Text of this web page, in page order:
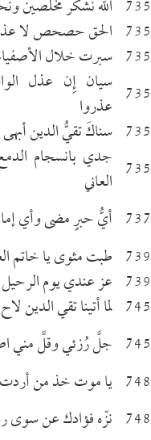
735 اللهَ نشكر مخلصين
735 الحق حصحص لا عذر
735 سبرت خلال
735 سيان إِن عذل
عذروا
735 سناكَ تقيُّ الدين
735 جدي بانسجام
العاني
737 أيُّ حبرٍ مضى وأي
739 طبت مثوى يا خاتم
739 عز عندي يوم الرحيل
745 لما أتينا تقي الدين
745 جلَّ رُزئي وقلَّ مني
748 يا موت خذ من
748 نزّه فؤادك عن سوى